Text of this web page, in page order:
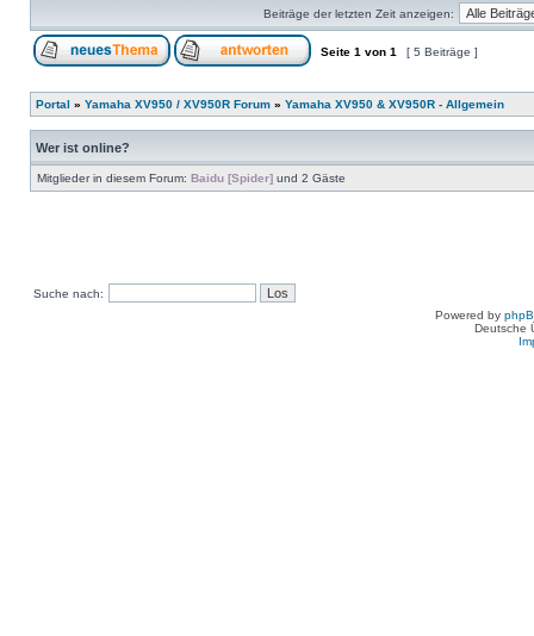
Beiträge der letzten Zeit anzeigen:
Seite 1 von 1 [ 5 Beiträge ]
Portal » Yamaha XV950 / XV950R Forum » Yamaha XV950 & XV950R - Allgemein
Wer ist online?
Mitglieder in diesem Forum: Baidu [Spider] und 2 Gäste
Suche nach:
Powered by
Deutsche